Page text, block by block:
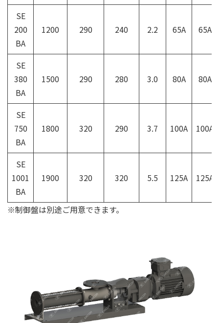
SE
200
BA
1200 290 240 2.2 65A 65A
SE
380
BA
1500 290 280 3.0 80A 80A
SE
750
BA
1800 320 290 3.7 100A 100A
SE
1001
BA
1900 320 320 5.5 125A 125A
※制御盤は別途ご用意できます。